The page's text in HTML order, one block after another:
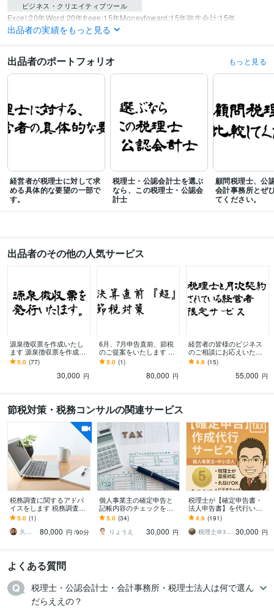
ビジネス・クリエイティブツール
Excel:20年Word:20年freee:15年Moneyfoward:15年弥生会計:15年
経営 税金 資金繰 節税 税金
節税対策
税金対策
医療法人 歯科 セカンドオピニオン 経営者
M&Aのお手伝い
出品者の実績をもっと見る
出品者のポートフォリオ もっと見る
経営者が税理士に対して求
める具体的な要望の一部で
す。
税理士・公認会計士を選ぶ
なら、この税理士・公認会
計士
顧問税理士、公
会計事務所とぜ
てください。
出品者のその他の人気サービス
源泉徴収票を作成いたし
ます 源泉徴収票を作成
し、メッセージにて添付
させていただきます。
5.0 (77)
30,000 円
6月、7月申告直前、節税
のご提案をいたします 決
算直前、貴方様専用の具
体的な節税のご提案いた
5.0 (1)
80,000 円
経営者の皆様のビジネス
のご相談にお応えいたし
ます 節税、資金繰り、役
員報酬、保険、ビジネス
のご相談、賜ります。
4.9 (15)
55,000 円
節税対策・税務コンサルの関連サービス
税務調査に関するアドバ
イスをします 税務調査に
なった・税務調査の連絡
が来たら相談してくださ
い
5.0 (1)
久川 秀則
80,000 円 /90分
個人事業主の確定申告と
記帳内容のチェックをし
ます 確定申告、記帳、税
務調査への対応に不安の
ある方へ
5.0 (34)
りょうえ
30,000 円
税理士が【確定申告書・
法人申告書】を代行いた
します 「売上1,000万円以
下」の個人事業主の方！
実績1,500件
4.9 (191)
税理士＠ｺｺﾅﾗ 30,000 円
よくある質問
税理士・公認会計士・会計事務所・税理士法人は何で選ん
だらええの？